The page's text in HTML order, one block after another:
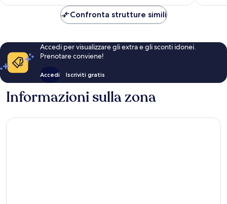
CHF 46
Confronta strutture simili
Accedi per visualizzare gli extra e gli sconti idonei.
Prenotare conviene!
Accedi Iscriviti gratis
Informazioni sulla zona